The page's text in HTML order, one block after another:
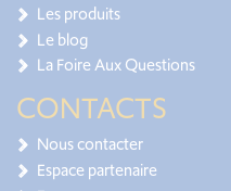
Les produits
Le blog
La Foire Aux Questions
CONTACTS
Nous contacter
Espace partenaire